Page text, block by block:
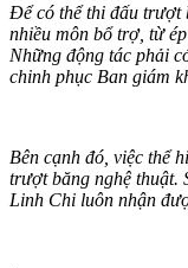
Để có thể thi đấu trượt
nhiều môn bổ trợ, từ
Những động tác phải
chinh phục Ban giám
Bên cạnh đó, việc thể
trượt băng nghệ thuật.
Linh Chi luôn nhận